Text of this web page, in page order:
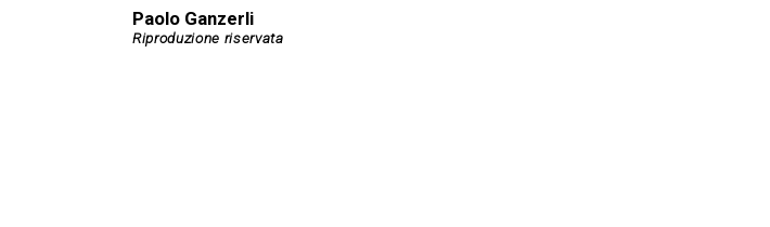
Paolo Ganzerli